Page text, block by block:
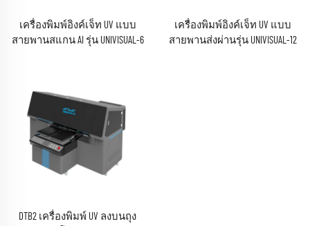
เครื่องพิมพ์อิงค์เจ็ท UV แบบ
สายพานสแกน AI รุ่น UNIVISUAL-6
เครื่องพิมพ์อิงค์เจ็ท UV แบบ
สายพานส่งผ่านรุ่น UNIVISUAL-12
DTB2 เครื่องพิมพ์ UV ลงบนถุง